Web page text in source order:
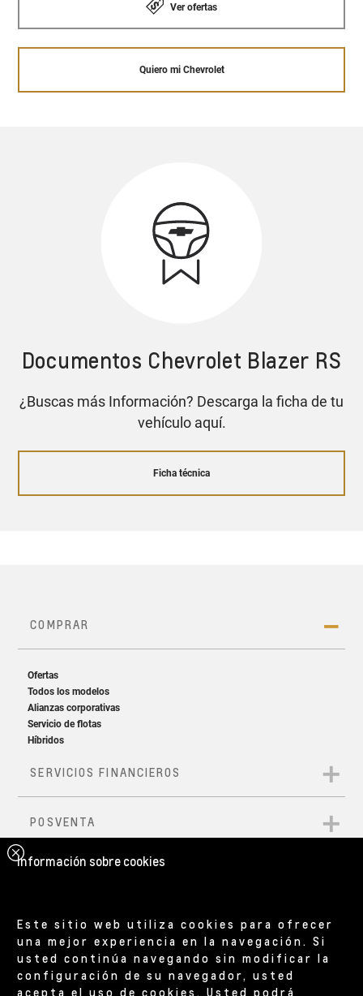
Ver ofertas
Quiero mi Chevrolet
Documentos Chevrolet Blazer RS
¿Buscas más Información? Descarga la ficha de tu
vehículo aquí.
Ficha técnica
Información sobre cookies
Este sitio web utiliza cookies para ofrecer
una mejor experiencia en la navegación. Si
usted continúa navegando sin modificar la
configuración de su navegador, usted
acepta el uso de cookies. Usted podrá